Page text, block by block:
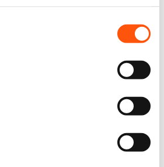
verder
vanaf
€ 99,99
incl. BTW
vanaf
incl. BTW
€ 39,87
incl. BTW